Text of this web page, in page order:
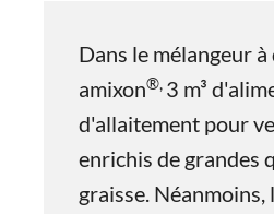
Dans le mélangeur
amixon®, 3 m³
d'allaitement pour
enrichis de grandes
graisse. Néanmoins,